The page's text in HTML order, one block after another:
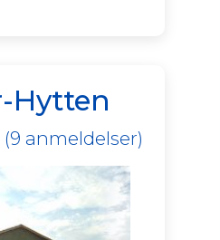
Hytten
(9 anmeldelser)